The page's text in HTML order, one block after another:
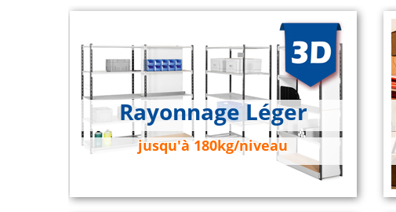
Rayonnage Léger
jusqu'à 180kg/niveau